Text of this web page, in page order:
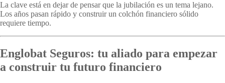
La clave está en dejar de pensar que la jubilación es un tema lejano.
Los años pasan rápido y construir un colchón financiero sólido
requiere tiempo.
Englobat Seguros: tu aliado para empezar
a construir tu futuro financiero